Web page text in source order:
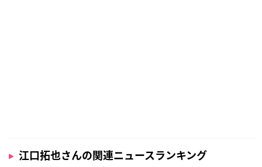
江口拓也さんの関連ニュースランキング